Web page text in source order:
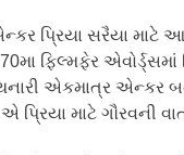
પ્રિયા સરૈયા
70મા ફિલ્મફેર
એકમાત્ર એન્કર
માટે ગૌરવની